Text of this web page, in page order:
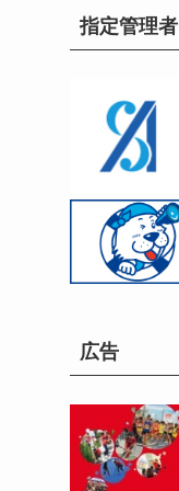
指定管理者
広告